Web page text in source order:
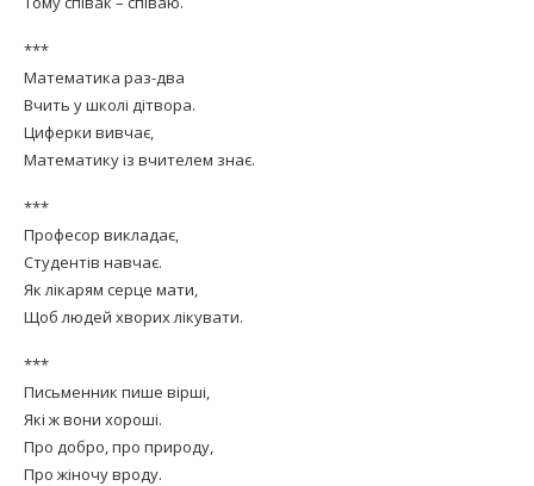
***
Математика раз-два
Вчить у школі дітвора.
Циферки вивчає,
Математику із вчителем знає.
***
Професор викладає,
Студентів навчає.
Як лікарям серце мати,
Щоб людей хворих лікувати.
***
Письменник пише вірші,
Які ж вони хороші.
Про добро, про природу,
Про жіночу вроду.